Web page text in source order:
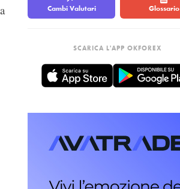
Cambi Valutari Glossario
SCARICA L'APP OKFOREX